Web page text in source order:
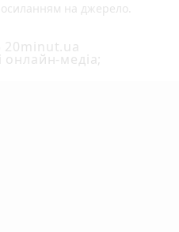
на джерело.
20minut.ua
онлайн-медіа;